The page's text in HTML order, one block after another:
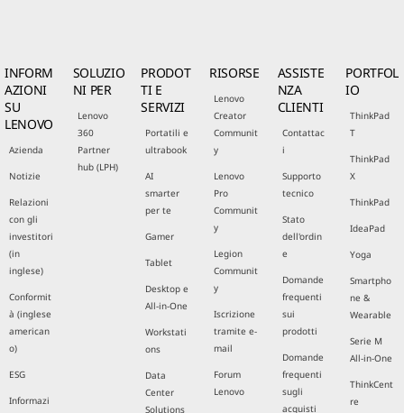
INFORM
AZIONI
SU
LENOVO
Azienda
Notizie
Relazioni
con gli
investitori
(in
inglese)
Conformit
à (inglese
american
o)
ESG
Informazi
SOLUZIO
NI PER
Lenovo
360
Partner
hub (LPH)
PRODOT
TI E
SERVIZI
Portatili e
ultrabook
AI
smarter
per te
Gamer
Tablet
Desktop e
All-in-One
Workstati
ons
Data
Center
Solutions
RISORSE
Lenovo
Creator
Communit
y
Lenovo
Pro
Communit
y
Legion
Communit
y
Iscrizione
tramite e-
mail
Forum
Lenovo
ASSISTE
NZA
CLIENTI
Contattac
i
Supporto
tecnico
Stato
dell'ordin
e
Domande
frequenti
sui
prodotti
Domande
frequenti
sugli
acquisti
PORTFOL
IO
ThinkPad
T
ThinkPad
X
ThinkPad
IdeaPad
Yoga
Smartpho
ne &
Wearable
Serie M
All-in-One
ThinkCent
re